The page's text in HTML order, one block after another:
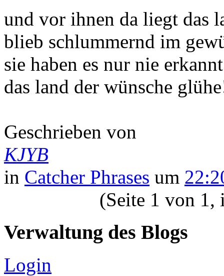
und vor ihnen da liegt das
blieb schlummernd im
sie haben es nur nie erkannt
das land der wünsche
Geschrieben von
KJYB
in Catcher Phrases um
(Seite 1 von 1,
Verwaltung des Blogs
Login